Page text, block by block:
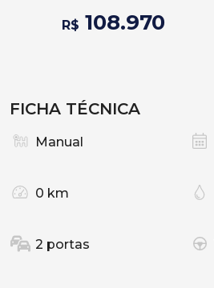
R$ 108.970
FICHA TÉCNICA
Manual
0 km
2 portas